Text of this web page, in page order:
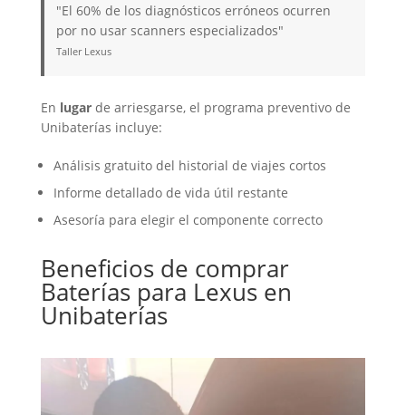
"El 60% de los diagnósticos erróneos ocurren
por no usar scanners especializados"
Taller Lexus
En lugarde arriesgarse, el programa preventivo de
Unibaterías incluye:
Análisis gratuito del historial de viajes cortos
Informe detallado de vida útil restante
Asesoría para elegir el componente correcto
Beneficios de comprar
Bateríaspara Lexus en
Unibaterías